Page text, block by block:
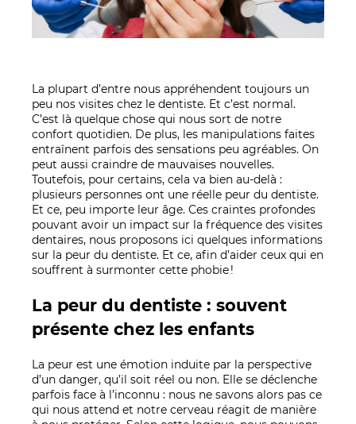
La plupart d’entre nous appréhendent toujours un
peu nos visites chez le dentiste. Et c’est normal.
C’est là quelque chose qui nous sort de notre
confort quotidien. De plus, les manipulations faites
entraînent parfois des sensations peu agréables. On
peut aussi craindre de mauvaises nouvelles.
Toutefois, pour certains, cela va bien au-delà :
plusieurs personnes ont une réelle peur du dentiste.
Et ce, peu importe leur âge. Ces craintes profondes
pouvant avoir un impact sur la fréquence des visites
dentaires, nous proposons ici quelques informations
sur la peur du dentiste. Et ce, afin d’aider ceux qui en
souffrent à surmonter cette phobie !
La peur du dentiste : souvent
présente chez les enfants
La peur est une émotion induite par la perspective
d’un danger, qu’il soit réel ou non. Elle se déclenche
parfois face à l’inconnu : nous ne savons alors pas ce
qui nous attend et notre cerveau réagit de manière